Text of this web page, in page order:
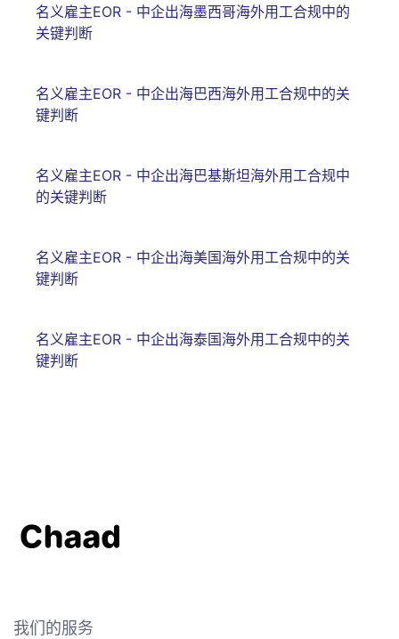
名义雇主EOR - 中企出海墨西哥海外用工合规中的
关键判断
名义雇主EOR - 中企出海巴西海外用工合规中的关
键判断
名义雇主EOR - 中企出海巴基斯坦海外用工合规中
的关键判断
名义雇主EOR - 中企出海美国海外用工合规中的关
键判断
名义雇主EOR - 中企出海泰国海外用工合规中的关
键判断
我们的服务